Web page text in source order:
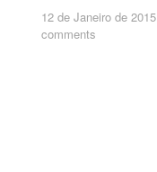
12 de Janeiro de 2015
comments
12 de Janeiro de 2015
comments